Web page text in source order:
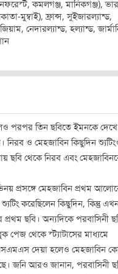
কমলগঞ্জ, মানিকগঞ্জ),
মুম্বাই), ফ্রান্স, সুইজারল্যান্ড,
নেদারল্যান্ড, হল্যান্ড,
পরপর তিন ছবিতে ইমনকে দেখে
ও মেহজাবিন কিছুদিন
ছবি থেকে নিরব এবং
প্রসঙ্গে মেহজাবিন প্রথম
করেছিলেন কিছুদিন, কিন্তু
ছবি। অন্যদিকে পরবাসিনী
পেজ থেকে স্ট্যাটাসের মাধ্যমে
দেয়া হলেও মেহজাবিন
জনি আরও জানান, পরবাসিনী